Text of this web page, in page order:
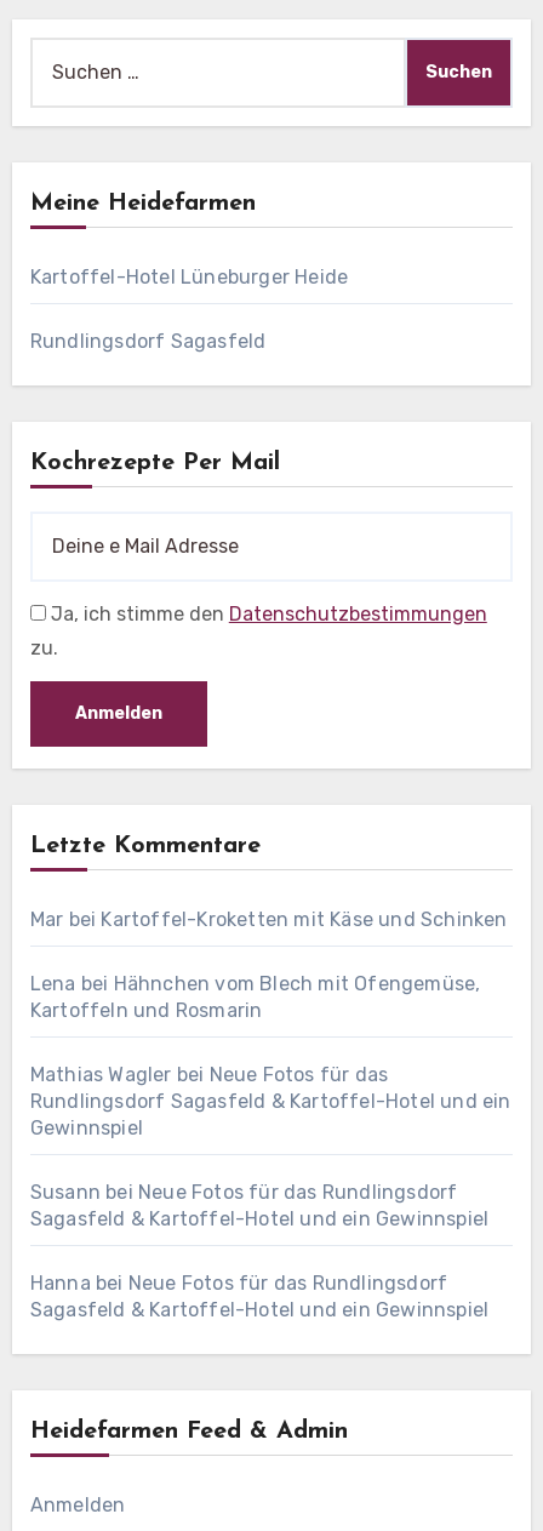
Meine Heidefarmen
Kartoffel-Hotel Lüneburger Heide
Rundlingsdorf Sagasfeld
Kochrezepte Per Mail
Ja, ich stimme den Datenschutzbestimmungen
zu.
Letzte Kommentare
Mar bei Kartoffel-Kroketten mit Käse und Schinken
Lena bei Hähnchen vom Blech mit Ofengemüse,
Kartoffeln und Rosmarin
Mathias Wagler bei Neue Fotos für das
Rundlingsdorf Sagasfeld & Kartoffel-Hotel und ein
Gewinnspiel
Susann bei Neue Fotos für das Rundlingsdorf
Sagasfeld & Kartoffel-Hotel und ein Gewinnspiel
Hanna bei Neue Fotos für das Rundlingsdorf
Sagasfeld & Kartoffel-Hotel und ein Gewinnspiel
Heidefarmen Feed & Admin
Anmelden